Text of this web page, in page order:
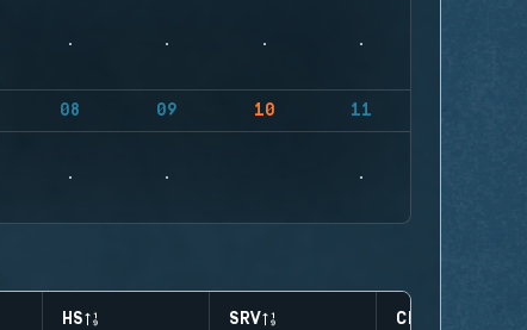
08 09 10 11
HS SRV CLUTCHES